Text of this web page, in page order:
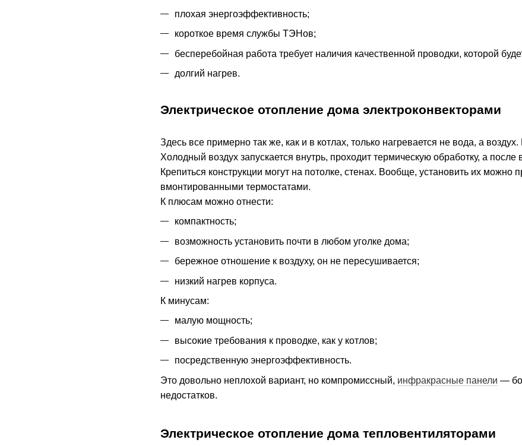
плохая энергоэффективность;
короткое время службы ТЭНов;
бесперебойная работа требует наличия качественной проводки, которой
долгий нагрев.
Электрическое отопление дома электроконвекторами
Здесь все примерно так же, как и в котлах, только нагревается не вода, а
Холодный воздух запускается внутрь, проходит термическую обработку, а после
Крепиться конструкции могут на потолке, стенах. Вообще, установить их
вмонтированными термостатами.
К плюсам можно отнести:
компактность;
возможность установить почти в любом уголке дома;
бережное отношение к воздуху, он не пересушивается;
низкий нагрев корпуса.
К минусам:
малую мощность;
высокие требования к проводке, как у котлов;
посредственную энергоэффективность.
Это довольно неплохой вариант, но компромиссный, инфракрасные панели —
недостатков.
Электрическое отопление дома тепловентиляторами